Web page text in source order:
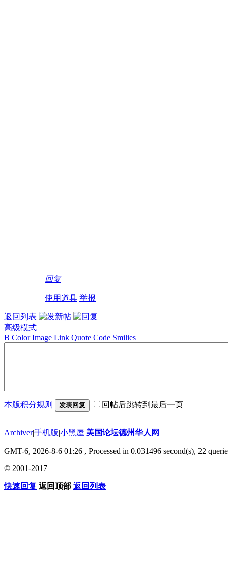
回复
使用道具 举报
返回列表
高级模式
B Color Image Link Quote Code Smilies
本版积分规则 发表回复 回帖后跳转到最后一页
Archiver|手机版|小黑屋|美国论坛德州华人网
GMT-6, 2026-8-6 01:26 , Processed in 0.031496 second(s), 22
© 2001-2017
快速回复 返回顶部 返回列表